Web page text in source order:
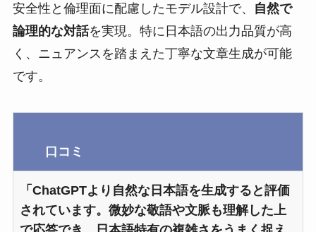
安全性と倫理面に配慮したモデル設計で、
自然で
論理的な対話を実現。特に日本語の出力品質が高
く、ニュアンスを踏まえた丁寧な文章生成が可能
です。
口コミ
「 ChatGPTより自然な日本語を生成する と評価
されています。微妙な敬語や文脈も理解した上